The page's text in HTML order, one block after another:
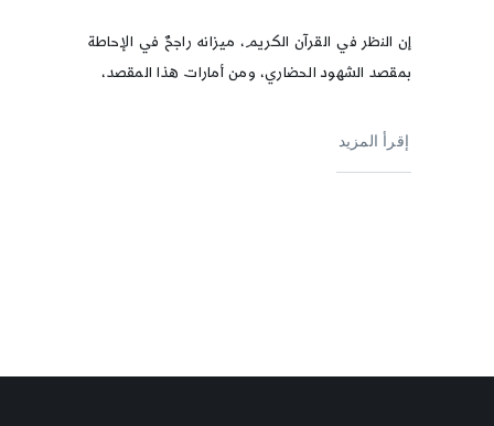
إن النظر في القرآن الكريم، ميزانه راجحٌ في الإحاطة
بمقصد الشهود الحضاري، ومن أمارات هذا المقصد،
إقرأ المزيد